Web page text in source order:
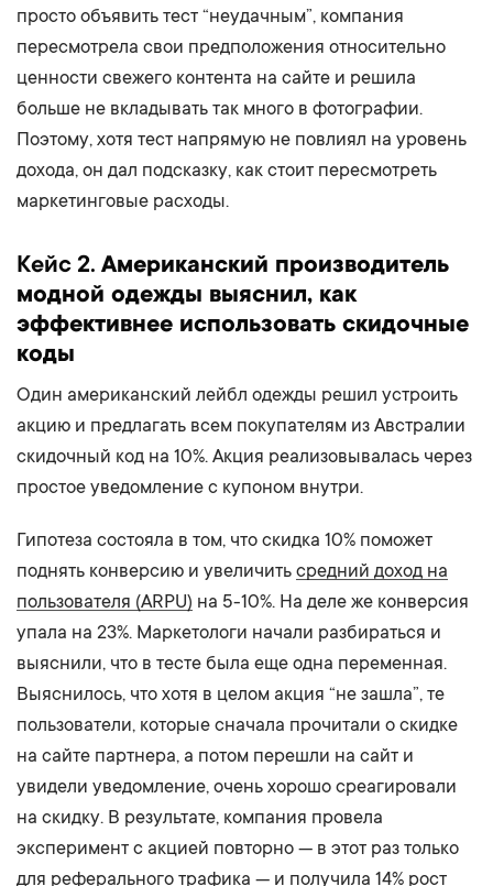
просто объявить тест “неудачным”, компания
пересмотрела свои предположения относительно
ценности свежего контента на сайте и решила
больше не вкладывать так много в фотографии.
Поэтому, хотя тест напрямую не повлиял на уровень
дохода, он дал подсказку, как стоит пересмотреть
маркетинговые расходы.
Кейс 2. Американский производитель
модной одежды выяснил, как
эффективнее использовать скидочные
коды
Один американский лейбл одежды решил устроить
акцию и предлагать всем покупателям из Австралии
скидочный код на 10%. Акция реализовывалась через
простое уведомление с купоном внутри.
Гипотеза состояла в том, что скидка 10% поможет
поднять конверсию и увеличить средний доход на
пользователя (ARPU) на 5-10%. На деле же конверсия
упала на 23%. Маркетологи начали разбираться и
выяснили, что в тесте была еще одна переменная.
Выяснилось, что хотя в целом акция “не зашла”, те
пользователи, которые сначала прочитали о скидке
на сайте партнера, а потом перешли на сайт и
увидели уведомление, очень хорошо среагировали
на скидку. В результате, компания провела
эксперимент с акцией повторно — в этот раз только
для реферального трафика — и получила 14% рост